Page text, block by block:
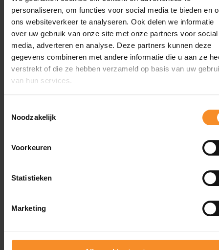
personaliseren, om functies voor social media te bieden en
ons websiteverkeer te analyseren. Ook delen we informatie
over uw gebruik van onze site met onze partners voor social
media, adverteren en analyse. Deze partners kunnen deze
gegevens combineren met andere informatie die u aan ze
verstrekt of die ze hebben verzameld op basis van uw
van hun services.
Noodzakelijk
Voorkeuren
Statistieken
Marketing
Wat je misschien ook leuk vindt